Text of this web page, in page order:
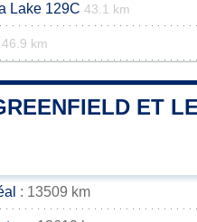
Lake 129C 43.1 km
46.9 km
ET
: 13509 km